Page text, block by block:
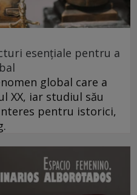
esențiale pentru a
global care a
XX, iar studiul său
pentru istorici,